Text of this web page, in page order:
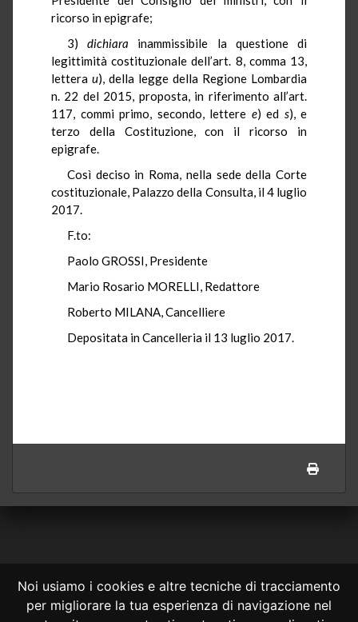
Noi usiamo i cookies e altre tecniche di tracciamento
per migliorare la tua esperienza di navigazione nel
ricorso in epigrafe;
3) dichiara inammissibile la questione di
legittimità costituzionale dell’art. 8, comma 13,
lettera u), della legge della Regione Lombardia
n. 22 del 2015, proposta, in riferimento all’art.
117, commi primo, secondo, lettere e) ed s), e
terzo della Costituzione, con il ricorso in
epigrafe.
Così deciso in Roma, nella sede della Corte
costituzionale, Palazzo della Consulta, il 4 luglio
2017.
F.to:
Paolo GROSSI, Presidente
Mario Rosario MORELLI, Redattore
Roberto MILANA, Cancelliere
Depositata in Cancelleria il 13 luglio 2017.
CONSULTA ONLINE DAL 1995 -NOTE LEGALI